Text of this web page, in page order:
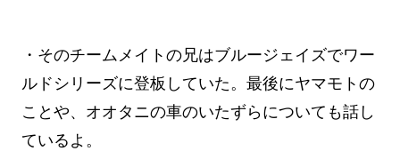
・そのチームメイトの兄はブルージェイズでワー
ルドシリーズに登板していた。最後にヤマモトの
ことや、オオタニの車のいたずらについても話し
ているよ。